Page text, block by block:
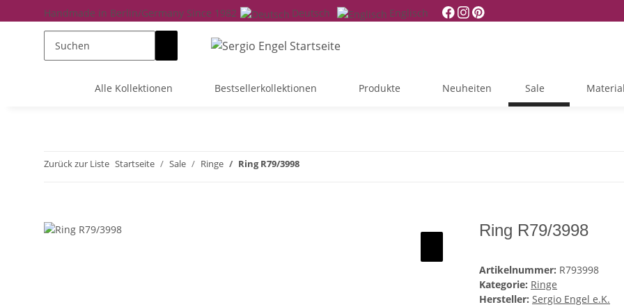
Handmade in Berlin/Germany Since 1982 Deutsch Englisch
Alle Kollektionen Bestsellerkollektionen Produkte Neuheiten Sale Material
Zurück zur Liste Startseite Sale Ringe Ring R79/3998
Ring R79/3998
Artikelnummer: R793998
Kategorie: Ringe
Hersteller: Sergio Engel e.K.